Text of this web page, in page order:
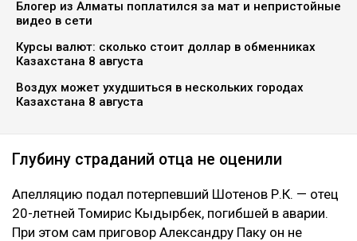
Блогер из Алматы поплатился за мат и непристойные
видео в сети
Курсы валют: сколько стоит доллар в обменниках
Казахстана 8 августа
Воздух может ухудшиться в нескольких городах
Казахстана 8 августа
Глубину страданий отца не оценили
Апелляцию подал потерпевший Шотенов Р.К. — отец
20-летней Томирис Кыдырбек, погибшей в аварии.
При этом сам приговор Александру Паку он не